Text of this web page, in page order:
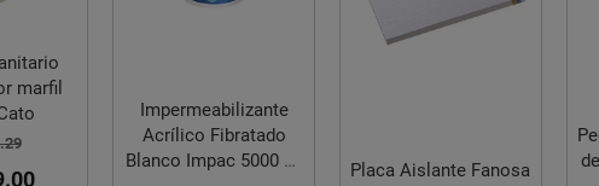
Placa Aislante Fanosa
de Aluminio 18" Brisa